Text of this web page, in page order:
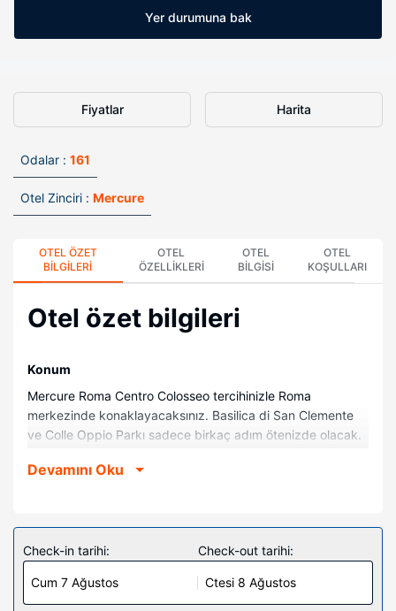
Yer durumuna bak
Fiyatlar Harita
Odalar : 161
Otel Zinciri : Mercure
OTEL ÖZET
BILGILERI
OTEL
ÖZELLIKLERI
OTEL
BILGISI
OTEL
KOŞULLARI
Otel özet bilgileri
Konum
Mercure Roma Centro Colosseo tercihinizle Roma
merkezinde konaklayacaksınız. Basilica di San Clemente
ve Colle Oppio Parkı sadece birkaç adım ötenizde olacak.
Altın Evi ile 1 km (0,6 mil) mesafede.
Misafirler için minibar olan 161 oda mevcuttur.
Misafirlerimize ücretsiz kablosuz internet sunulmaktadır.
Misafirlerimizin iyi vakit geçirebilmesi için uydu kanalları
vardır. Özel banyo, duş kabini, ücretsiz banyo/kozmetik
ürünleri ve bide vardır. Misafirlerimize telefon, emanet
Devamını Oku
Check-in tarihi:
Cum 7 Ağustos
Check-out tarihi:
Ctesi 8 Ağustos